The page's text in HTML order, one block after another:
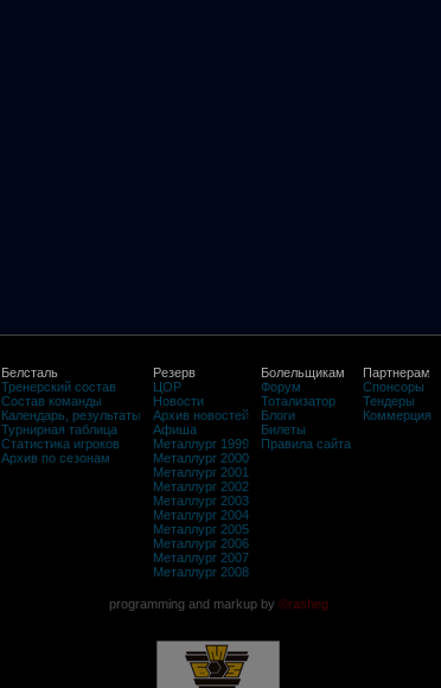
Белсталь
Тренерский состав
Состав команды
Календарь, результаты
Турнирная таблица
Статистика игроков
Архив по сезонам
Резерв
ЦОР
Новости
Архив новостей
Афиша
Металлург 1999
Металлург 2000
Металлург 2001
Металлург 2002
Металлург 2003
Металлург 2004
Металлург 2005
Металлург 2006
Металлург 2007
Металлург 2008
Болельщикам
Форум
Тотализатор
Блоги
Билеты
Правила сайта
Партнерам
Спонсоры
Тендеры
Коммерция
programming and markup by ©rasheg